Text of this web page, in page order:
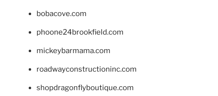
bobacove.com
phoone24brookfield.com
mickeybarmama.com
roadwayconstructioninc.com
shopdragonflyboutique.com